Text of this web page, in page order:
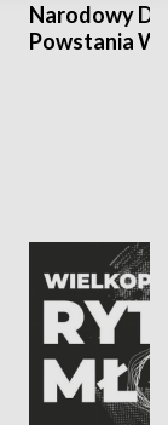
Narodowy
Powstania